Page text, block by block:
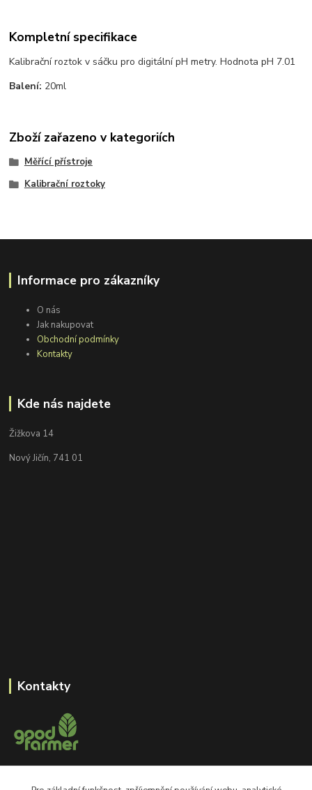
Kompletní specifikace
Kalibrační roztok v sáčku pro digitální pH metry. Hodnota pH 7.01
Balení: 20ml
Zboží zařazeno v kategoriích
Měřící přístroje
Kalibrační roztoky
Informace pro zákazníky
O nás
Jak nakupovat
Obchodní podmínky
Kontakty
Kde nás najdete
Žižkova 14
Nový Jičín, 741 01
Kontakty
+420 605 550 660